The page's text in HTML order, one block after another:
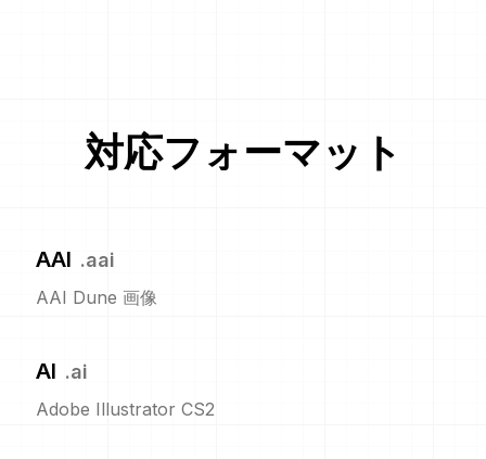
対応フォーマット
AAI .aai
AAI Dune 画像
AI .ai
Adobe Illustrator CS2